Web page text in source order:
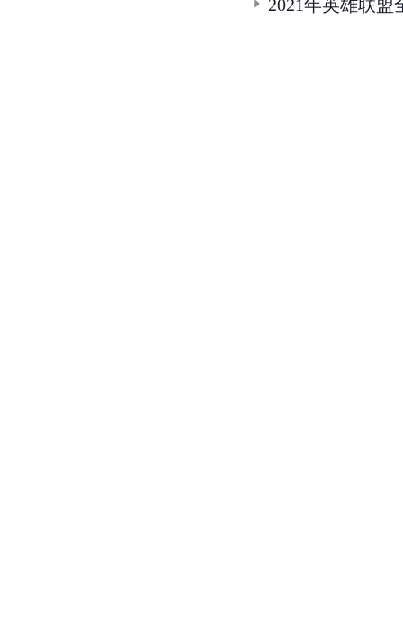
2021年英雄联盟